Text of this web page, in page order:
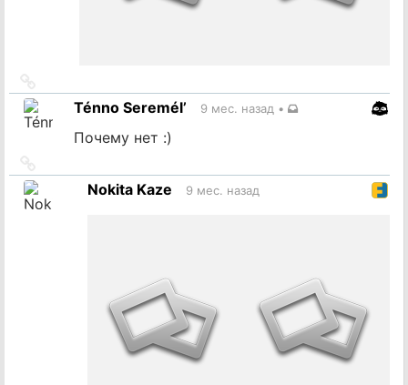
на
источникTénno Seremél’ 9 мес. назад •
Почему нет :)
на
источникNokita Kaze 9 мес. назад